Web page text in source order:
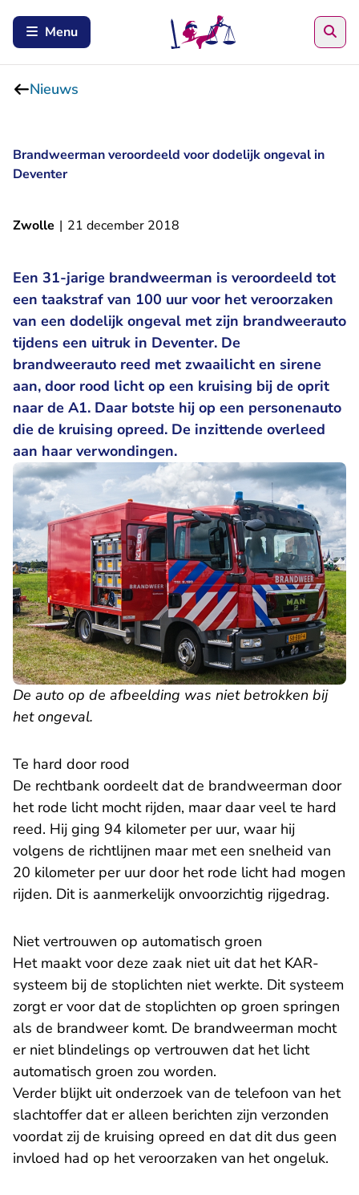
Menu
Nieuws
Brandweerman veroordeeld voor dodelijk ongeval in
Deventer
Zwolle | 21 december 2018
Een 31-jarige brandweerman is veroordeeld tot
een taakstraf van 100 uur voor het veroorzaken
van een dodelijk ongeval met zijn brandweerauto
tijdens een uitruk in Deventer. De
brandweerauto reed met zwaailicht en sirene
aan, door rood licht op een kruising bij de oprit
naar de A1. Daar botste hij op een personenauto
die de kruising opreed. De inzittende overleed
aan haar verwondingen.
De auto op de afbeelding was niet betrokken bij
het ongeval.
Te hard door rood
De rechtbank oordeelt dat de brandweerman door
het rode licht mocht rijden, maar daar veel te hard
reed. Hij ging 94 kilometer per uur, waar hij
volgens de richtlijnen maar met een snelheid van
20 kilometer per uur door het rode licht had mogen
rijden. Dit is aanmerkelijk onvoorzichtig rijgedrag.
Niet vertrouwen op automatisch groen
Het maakt voor deze zaak niet uit dat het KAR-
systeem bij de stoplichten niet werkte. Dit systeem
zorgt er voor dat de stoplichten op groen springen
als de brandweer komt. De brandweerman mocht
er niet blindelings op vertrouwen dat het licht
automatisch groen zou worden.
Verder blijkt uit onderzoek van de telefoon van het
slachtoffer dat er alleen berichten zijn verzonden
voordat zij de kruising opreed en dat dit dus geen
invloed had op het veroorzaken van het ongeluk.